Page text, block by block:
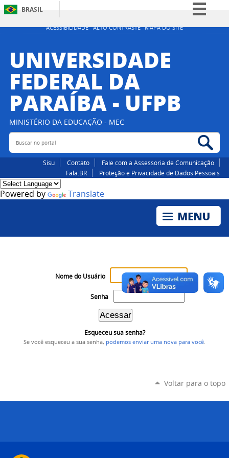
ACESSIBILIDADE ALTO CONTRASTE MAPA DO SITE
BRASIL
Simplifique!
Participe
Acesso à informação
Canais
UNIVERSIDADE
FEDERAL DA
PARAÍBA - UFPB
MINISTÉRIO DA EDUCAÇÃO - MEC
Buscar no portal
Sisu Contato
Fale com a Assessoria de Comunicação
Fala.BR
Proteção e Privacidade de Dados Pessoais
Powered by Translate
Nome do Usuário
Senha
Esqueceu sua senha?
Se você esqueceu a sua senha, podemos enviar uma nova para você
Voltar para o topo